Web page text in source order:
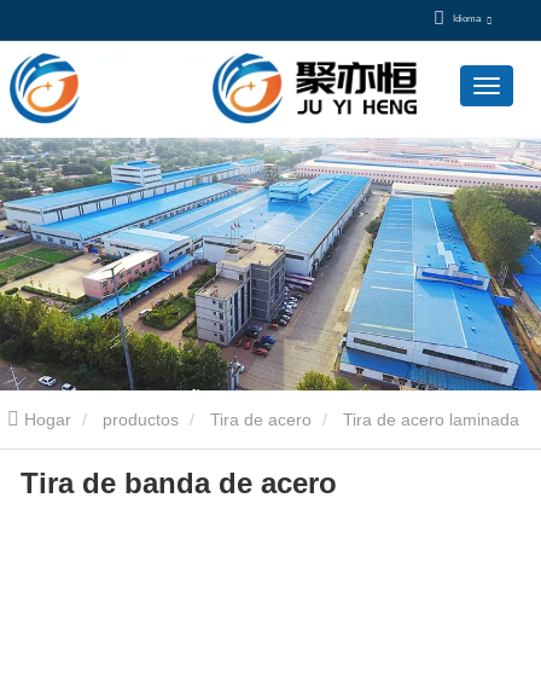
Idioma
Hogar productos Tira de acero Tira de acero laminada
en frío Tira de banda de acero
Tira de banda de acero